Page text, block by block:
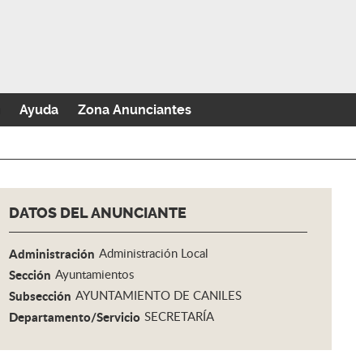
Ayuda Zona Anunciantes
DATOS DEL ANUNCIANTE
Administración Administración Local
Sección Ayuntamientos
Subsección AYUNTAMIENTO DE CANILES
Departamento/Servicio SECRETARÍA